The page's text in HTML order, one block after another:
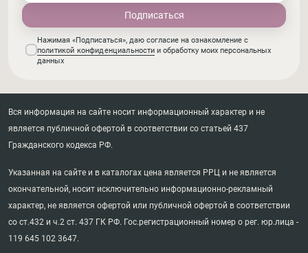
Нажимая «Подписаться», даю согласие на ознакомление с
политикой конфиденциальности и обработку моих персональных
данных
Вся информация на сайте носит информационный характер и не
является публичной офертой в соответствии со статьей 437
Гражданского кодекса РФ.
Указанная на сайте и в каталогах цена является РРЦ и не является
окончательной, носит исключительно информационно-рекламный
характер, не является офертой или публичной офертой в соответствии
со ст.432 и ч.2 ст. 437 ГК РФ. Гос.регистрационный номер о рег. юр.лица -
119 645 102 3647.